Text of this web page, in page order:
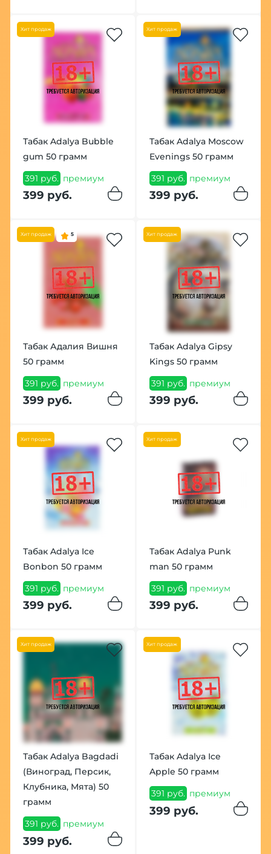
Хит продаж
Табак Adalya Bubble
gum 50 грамм
391 руб. премиум
399 руб.
Хит продаж
Табак Adalya Moscow
Evenings 50 грамм
391 руб. премиум
399 руб.
Хит продаж 5
Табак Адалия Вишня
50 грамм
391 руб. премиум
399 руб.
Хит продаж
Табак Adalya Gipsy
Kings 50 грамм
391 руб. премиум
399 руб.
Хит продаж
Табак Adalya Ice
Bonbon 50 грамм
391 руб. премиум
399 руб.
Хит продаж
Табак Adalya Punk
man 50 грамм
391 руб. премиум
399 руб.
Хит продаж
Табак Adalya Bagdadi
(Виноград, Персик,
Клубника, Мята) 50
грамм
391 руб. премиум
399 руб.
Хит продаж
Табак Adalya Ice
Apple 50 грамм
391 руб. премиум
399 руб.